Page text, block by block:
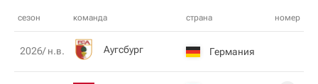
сезон команда страна номер
2026/ н.в. Аугсбург Германия